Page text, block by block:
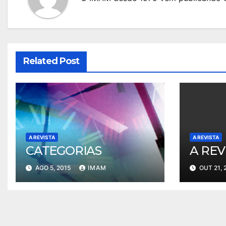
Related Post
A REVISTA
CATEGORIAS
AGO 5, 2015 IMAM
A REVISTA
A
OUT 21,